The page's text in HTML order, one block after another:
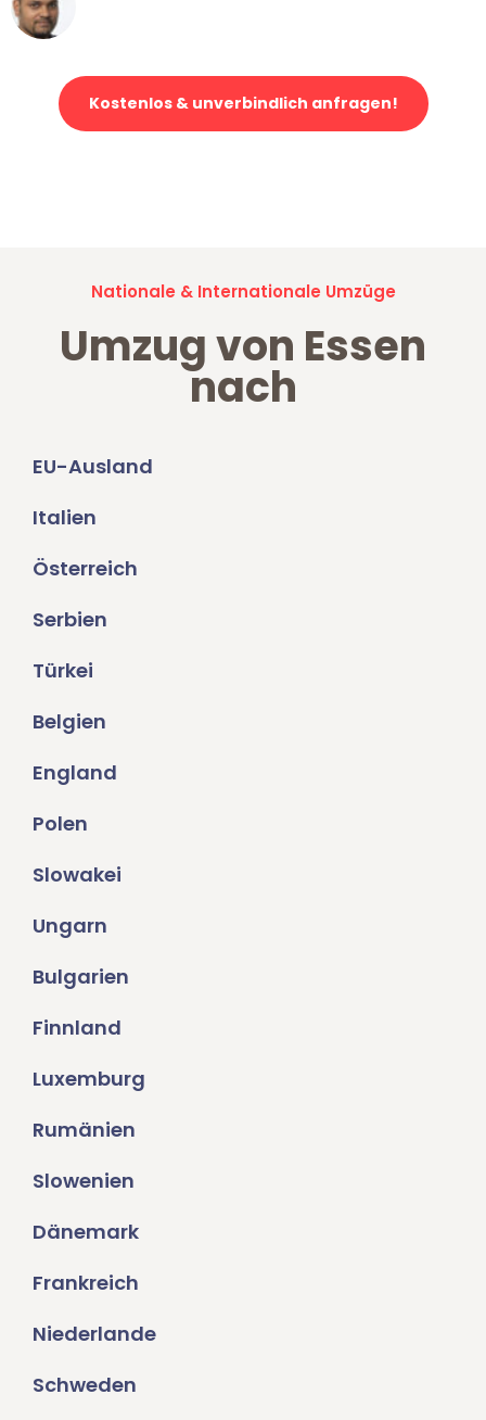
Kostenlos & unverbindlich anfragen!
Nationale & Internationale Umzüge
Umzug von Essen
nach
EU-Ausland
Italien
Österreich
Serbien
Türkei
Belgien
England
Polen
Slowakei
Ungarn
Bulgarien
Finnland
Luxemburg
Rumänien
Slowenien
Dänemark
Frankreich
Niederlande
Schweden